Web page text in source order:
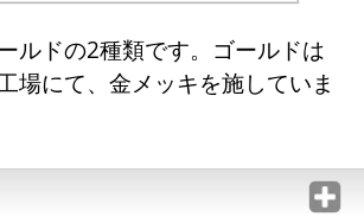
ルドの2種類です。ゴールドは
場にて、金メッキを施していま